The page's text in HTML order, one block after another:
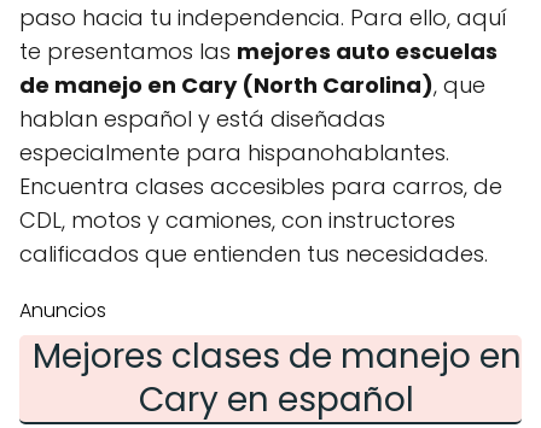
paso hacia tu independencia. Para ello, aquí
te presentamos las mejores auto escuelas
de manejo en Cary (North Carolina), que
hablan español y está diseñadas
especialmente para hispanohablantes.
Encuentra clases accesibles para carros, de
CDL, motos y camiones, con instructores
calificados que entienden tus necesidades.
Anuncios
Mejores clases de manejo en
Cary en español